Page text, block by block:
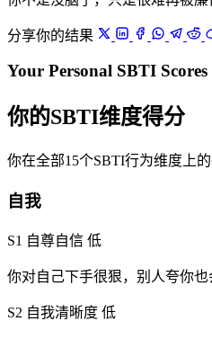
分享你的结果
Your Personal SBTI Scores
你的SBTI维度得分
你在全部15个SBTI行为维度上的
自我
S1 自尊自信 低
你对自己下手很狠，别人夸你也
S2 自我清晰度 低